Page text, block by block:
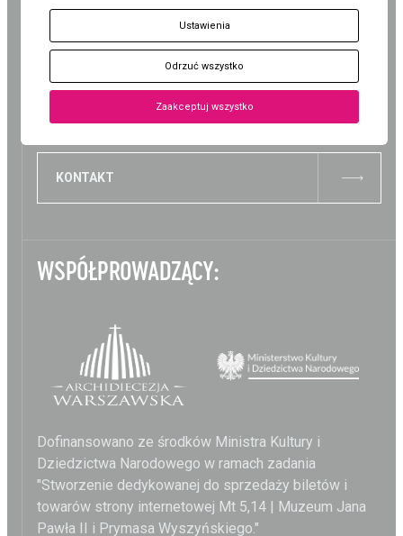
KUP
Bilet
al. Rzeczypospolitej 1
+48 22 308 14 91
pl. Bankowy 1A
KONTAKT
WSPÓŁPROWADZĄCY:
Dofinansowano ze środków Ministra Kultury i
Dziedzictwa Narodowego w ramach zadania
"Stworzenie dedykowanej do sprzedaży biletów i
towarów strony internetowej Mt 5,14 | Muzeum Jana
Pawła II i Prymasa Wyszyńskiego."
Ustawienia
Odrzuć wszystko
Zaakceptuj wszystko